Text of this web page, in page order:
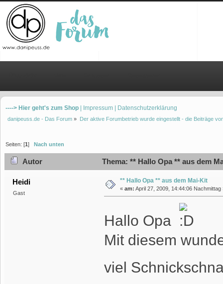
----> Hier geht's zum Shop | Impressum | Datenschutzerklärung
danipeuss.de - Das Forum » Der aktive Forumbetrieb wurde eingestellt - die Beiträge
Seiten: [1] Nach unten
Autor Thema: ** Hallo Opa ** aus dem
Heidi
Gast
** Hallo Opa ** aus dem Mai-Kit
« am: April 27, 2009, 14:44:06 Nachmittag
Hallo Opa
Mit diesem
viel